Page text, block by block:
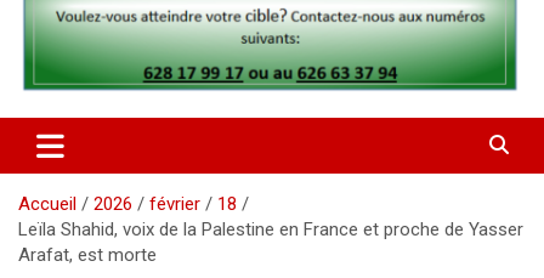
Accueil 2026 février
18
Leïla Shahid, voix de la Palestine en France et proche de Yasser
Arafat, est morte